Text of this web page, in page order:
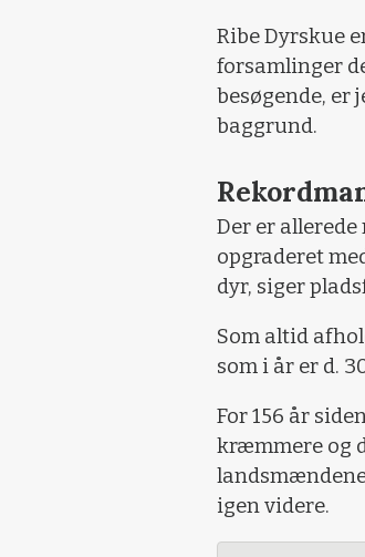
Ribe Dyrskue
forsamlinger
besøgende, er
baggrund.
Der er
opgraderet
dyr, siger
Som altid
som i år er d.
For 156 år
kræmmere og
igen videre.